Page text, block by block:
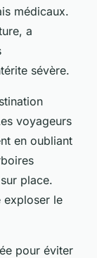
médicaux.
a
sévère.
voyageurs
en oubliant
place.
exploser le
pour éviter